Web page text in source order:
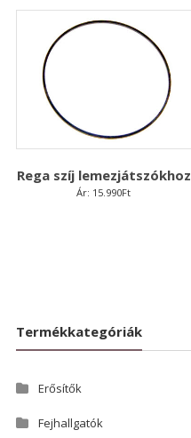
Rega szíj lemezjátszókhoz
Ár: 15.990Ft
Termékkategóriák
Erősítők
Fejhallgatók